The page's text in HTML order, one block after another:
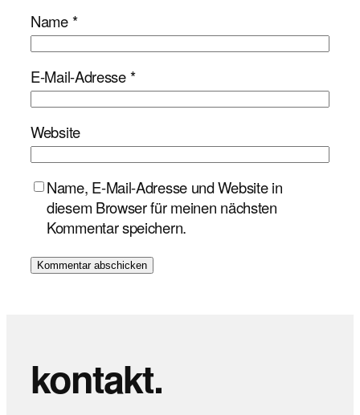
Name*
E-Mail-Adresse*
Website
Name, E-Mail-Adresse und Website in
diesem Browser für meinen nächsten
Kommentar speichern.
kontakt.